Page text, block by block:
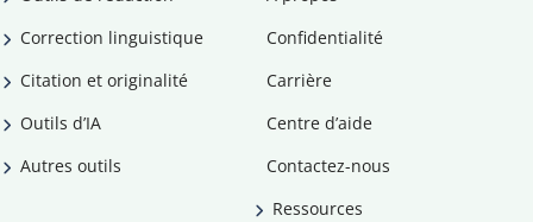
Correction linguistique
Citation et originalité
Outils d’IA
Autres outils
Confidentialité
Carrière
Centre d’aide
Contactez-nous
Ressources